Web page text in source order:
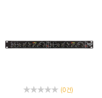
(0 건)